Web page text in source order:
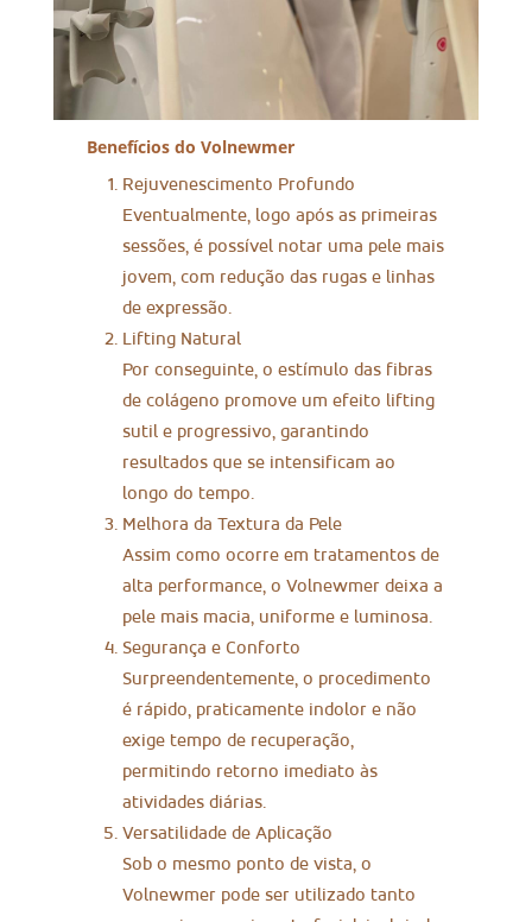
Benefícios do Volnewmer
Rejuvenescimento Profundo
Eventualmente, logo após as primeiras
sessões, é possível notar uma pele mais
jovem, com redução das rugas e linhas
de expressão.
Lifting Natural
Por conseguinte, o estímulo das fibras
de colágeno promove um efeito lifting
sutil e progressivo, garantindo
resultados que se intensificam ao
longo do tempo.
Melhora da Textura da Pele
Assim como ocorre em tratamentos de
alta performance, o Volnewmer deixa a
pele mais macia, uniforme e luminosa.
Segurança e Conforto
Surpreendentemente, o procedimento
é rápido, praticamente indolor e não
exige tempo de recuperação,
permitindo retorno imediato às
atividades diárias.
Versatilidade de Aplicação
Sob o mesmo ponto de vista, o
Volnewmer pode ser utilizado tanto